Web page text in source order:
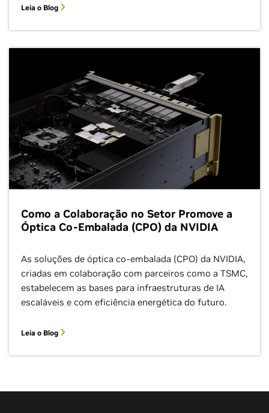
Leia o Blog
Como a Colaboração no Setor Promove a
Óptica Co-Embalada (CPO) da NVIDIA
As soluções de óptica co-embalada (CPO) da NVIDIA,
criadas em colaboração com parceiros como a TSMC,
estabelecem as bases para infraestruturas de IA
escaláveis e com eficiência energética do futuro.
Leia o Blog